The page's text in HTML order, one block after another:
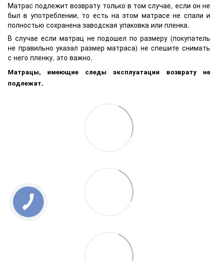
Матрас подлежит возврату только в том случае, если он не
был в употреблении, то есть на этом матрасе не спали и
полностью сохранена заводская упаковка или пленка.
В случае если матрац не подошел по размеру (покупатель
не правильно указал размер матраса) не спешите снимать
с него пленку, это важно.
Матрацы, имеющие следы эксплуатации возврату не
подлежат.